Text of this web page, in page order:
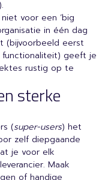
voor een ‘big
in één dag
(bijvoorbeeld eerst
geeft je
rustig op te
sterke
(super-users) het
zelf diepgaande
je voor elk
Maak
of handige